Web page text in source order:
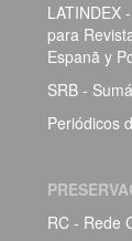
LATINDEX
para
Espanã y
SRB -
Periódicos
RC - Rede